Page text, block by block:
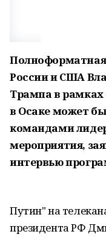
Полноформатная
России и США
Трампа в
в Осаке может
командами
мероприятия,
интервью
Путин" на
президента РФ